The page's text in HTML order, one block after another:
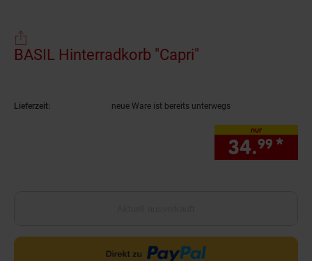
BASIL Hinterradkorb "Capri"
Lieferzeit: neue Ware ist bereits unterwegs
nur
34.99 *